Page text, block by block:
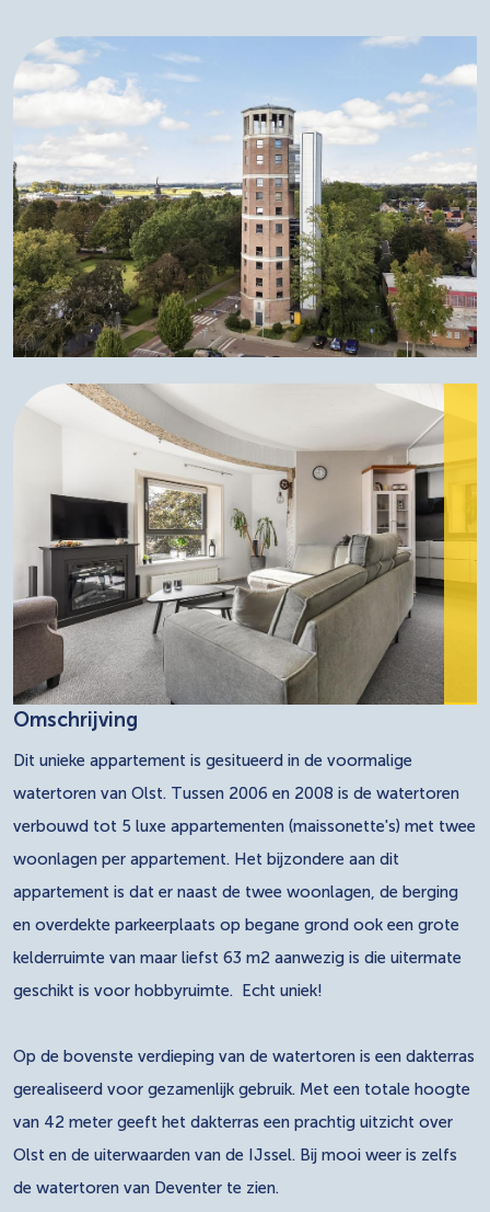
Omschrijving
Dit unieke appartement is gesitueerd in de voormalige
watertoren van Olst. Tussen 2006 en 2008 is de watertoren
verbouwd tot 5 luxe appartementen (maissonette's) met twee
woonlagen per appartement. Het bijzondere aan dit
appartement is dat er naast de twee woonlagen, de berging
en overdekte parkeerplaats op begane grond ook een grote
kelderruimte van maar liefst 63 m2 aanwezig is die uitermate
geschikt is voor hobbyruimte. Echt uniek!
Op de bovenste verdieping van de watertoren is een dakterras
gerealiseerd voor gezamenlijk gebruik. Met een totale hoogte
van 42 meter geeft het dakterras een prachtig uitzicht over
Olst en de uiterwaarden van de IJssel. Bij mooi weer is zelfs
de watertoren van Deventer te zien.